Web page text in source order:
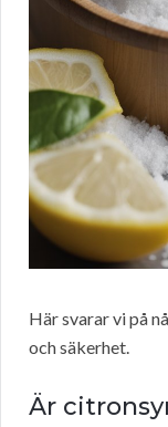
Här svarar vi på
och säkerhet.
Är